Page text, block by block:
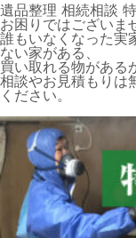
遺品整理 相続相談
お困りではございま
誰もいなくなった実
ない家がある、
買い取れる物がある
相談やお見積もりは
ください。